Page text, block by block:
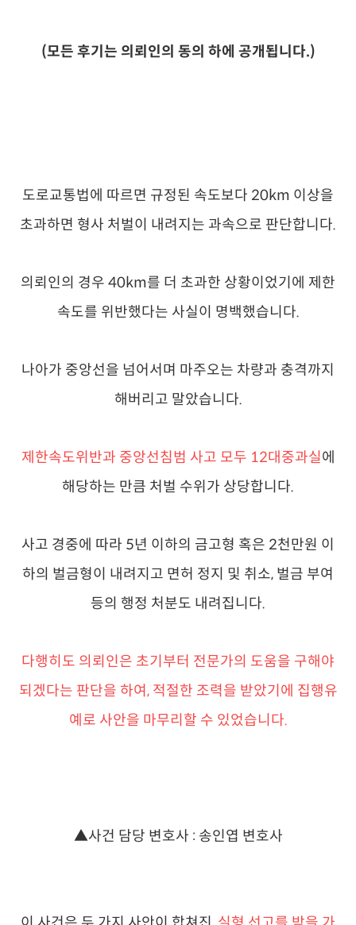
(모든 후기는 의뢰인의 동의 하에 공개됩니다.)
도로교통법에 따르면 규정된 속도보다 20km 이상을
초과하면 형사 처벌이 내려지는 과속으로 판단합니다.
의뢰인의 경우 40km를 더 초과한 상황이었기에 제한
속도를 위반했다는 사실이 명백했습니다.
나아가 중앙선을 넘어서며 마주오는 차량과 충격까지
해버리고 말았습니다.
제한속도위반과 중앙선침범 사고 모두 12대중과실에
해당하는 만큼 처벌 수위가 상당합니다.
사고 경중에 따라 5년 이하의 금고형 혹은 2천만원 이
하의 벌금형이 내려지고 면허 정지 및 취소, 벌금 부여
등의 행정 처분도 내려집니다.
다행히도 의뢰인은 초기부터 전문가의 도움을 구해야
되겠다는 판단을 하여, 적절한 조력을 받았기에 집행유
예로 사안을 마무리할 수 있었습니다.
▲사건 담당 변호사 : 송인엽 변호사